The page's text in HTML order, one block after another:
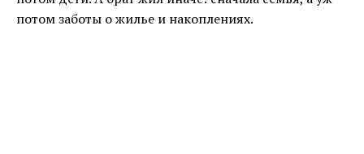
потом заботы о жилье и накоплениях.